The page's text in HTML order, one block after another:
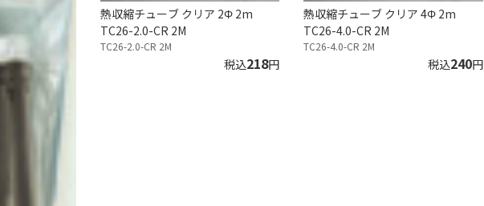
熱収縮チューブ クリア 2Φ 2m
TC26-2.0-CR 2M
TC26-2.0-CR 2M
税込218円
熱収縮チューブ クリア 4Φ 2m
TC26-4.0-CR 2M
TC26-4.0-CR 2M
税込240円